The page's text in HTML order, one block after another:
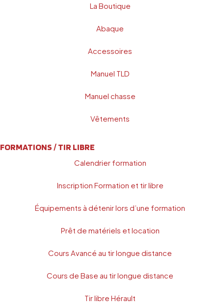
La Boutique
Abaque
Accessoires
Manuel TLD
Manuel chasse
Vêtements
FORMATIONS / TIR LIBRE
Calendrier formation
Inscription Formation et tir libre
Équipements à détenir lors d’une formation
Prêt de matériels et location
Cours Avancé au tir longue distance
Cours de Base au tir longue distance
Tir libre Hérault